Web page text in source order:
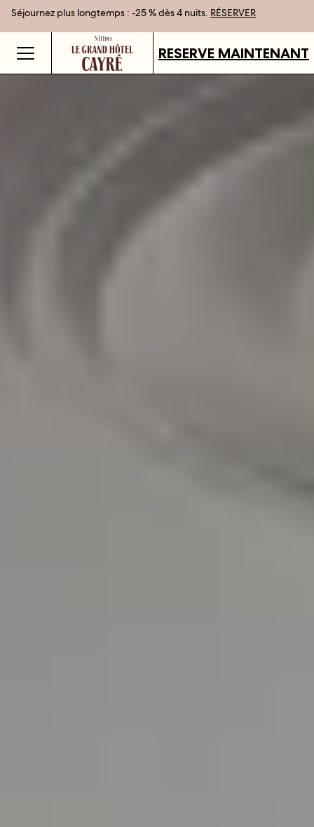
Séjournez plus longtemps : -25 % dès 4 nuits. RÉSERVER
Cartes cadeaux disponibles dans tous nos établissements.
Meilleur tarif garanti en réservant en direct
RESERVE MAINTENANT